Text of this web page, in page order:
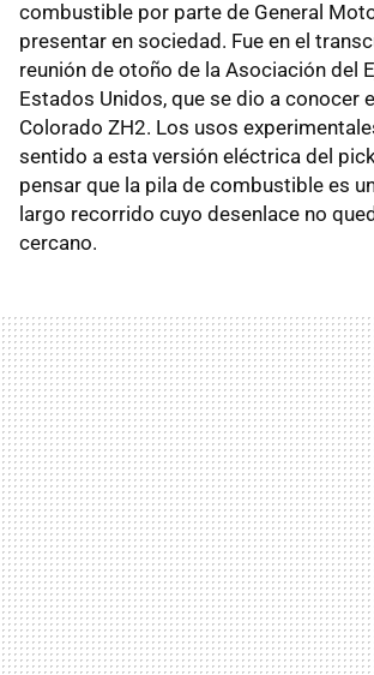
combustible por parte de General
presentar en sociedad. Fue en el
reunión de otoño de la Asociación del
Estados Unidos, que se dio a conocer
Colorado ZH2. Los usos
sentido a esta versión eléctrica del
pensar que la pila de combustible es
largo recorrido cuyo desenlace no
cercano.